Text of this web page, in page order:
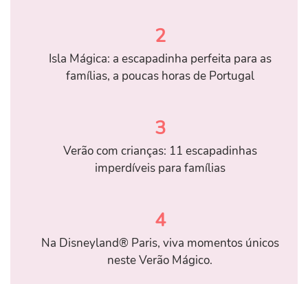
2
Isla Mágica: a escapadinha perfeita para as
famílias, a poucas horas de Portugal
3
Verão com crianças: 11 escapadinhas
imperdíveis para famílias
4
Na Disneyland® Paris, viva momentos únicos
neste Verão Mágico.